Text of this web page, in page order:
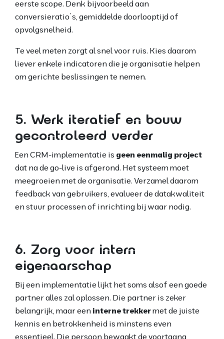
eerste scope. Denk bijvoorbeeld aan
conversieratio’s, gemiddelde doorlooptijd of
opvolgsnelheid.
Te veel meten zorgt al snel voor ruis. Kies daarom
liever enkele indicatoren die je organisatie helpen
om gerichte beslissingen te nemen.
5. Werk iteratief en bouw
gecontroleerd verder
Een CRM-implementatie is geen eenmalig project
dat na de go-live is afgerond. Het systeem moet
meegroeien met de organisatie. Verzamel daarom
feedback van gebruikers, evalueer de datakwaliteit
en stuur processen of inrichting bij waar nodig.
6. Zorg voor intern
eigenaarschap
Bij een implementatie lijkt het soms alsof een goede
partner alles zal oplossen. Die partner is zeker
belangrijk, maar een interne trekkermet de juiste
kennis en betrokkenheid is minstens even
essentieel. Die persoon bewaakt de voortgang,